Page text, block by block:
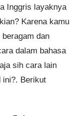
Inggris layaknya
Karena kamu
dan
dalam bahasa
sih cara lain
ini?. Berikut